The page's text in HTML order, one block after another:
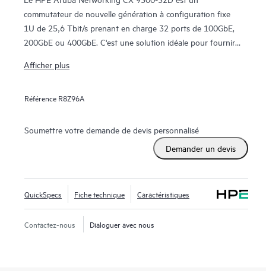
commutateur de nouvelle génération à configuration fixe
1U de 25,6 Tbit/s prenant en charge 32 ports de 100GbE,
200GbE ou 400GbE. C'est une solution idéale pour fournir
rentable et haute densité.
Afficher plus
Référence R8Z96A
Soumettre votre demande de devis personnalisé
Demander un devis
QuickSpecs Fiche technique Caractéristiques
Contactez-nous Dialoguer avec nous